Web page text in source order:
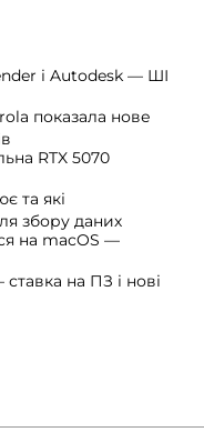
і Autodesk — ШІ
показала нове
RTX 5070
та які
збору даних
на macOS —
на ПЗ і нові